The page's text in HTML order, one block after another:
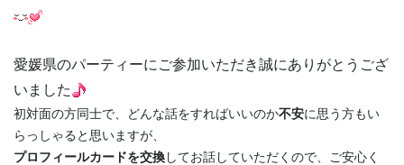
愛媛県のパーティーにご参加いただき誠にありがとうござ
いました
初対面の方同士で、どんな話をすればいいのか不安に思う方もい
らっしゃると思いますが、
プロフィールカードを交換してお話していただくので、
ご安心く